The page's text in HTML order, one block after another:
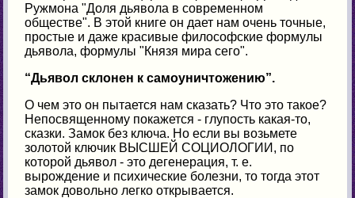
Ружмона "Доля дьявола в современном
обществе". В этой книге он дает нам очень точные,
простые и даже красивые философские формулы
дьявола, формулы "Князя мира сего".
“Дьявол склонен к самоуничтожению”.
О чем это он пытается нам сказать? Что это такое?
Непосвященному покажется - глупость какая-то,
сказки. Замок без ключа. Но если вы возьмете
золотой ключик ВЫСШЕЙ СОЦИОЛОГИИ, по
которой дьявол - это дегенерация, т. е.
вырождение и психические болезни, то тогда этот
замок довольно легко открывается.